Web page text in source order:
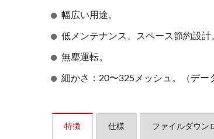
幅広い用途。
低メンテナンス、スペース節約設計
無塵運転。
細かさ：20〜325メッシュ。（デー
特徴 仕様 ファイルダウン